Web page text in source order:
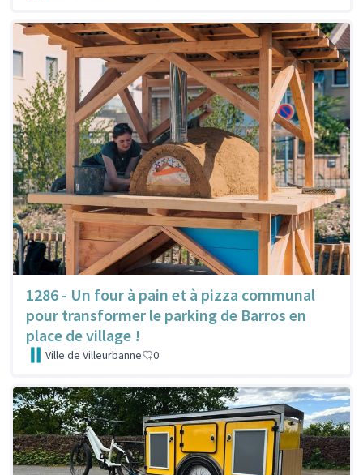
1286 - Un four à pain et à pizza communal
pour transformer le parking de Barros en
place de village !
Ville de Villeurbanne 0